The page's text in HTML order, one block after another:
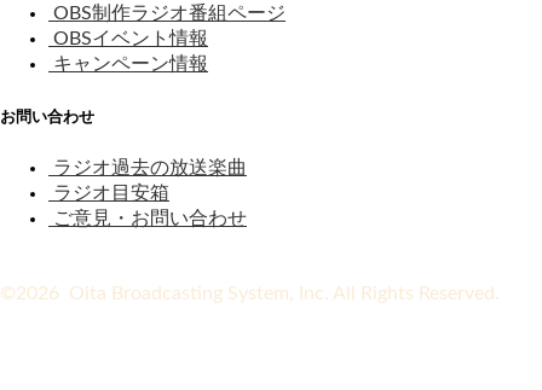
OBS制作ラジオ番組ページ
OBSイベント情報
キャンペーン情報
お問い合わせ
ラジオ過去の放送楽曲
ラジオ目安箱
ご意見・お問い合わせ
©2026 Oita Broadcasting System, Inc. All Rights Reserved.